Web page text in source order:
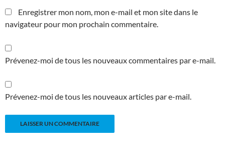
Enregistrer mon nom, mon e-mail et mon site dans le
navigateur pour mon prochain commentaire.
Prévenez-moi de tous les nouveaux commentaires par e-mail.
Prévenez-moi de tous les nouveaux articles par e-mail.